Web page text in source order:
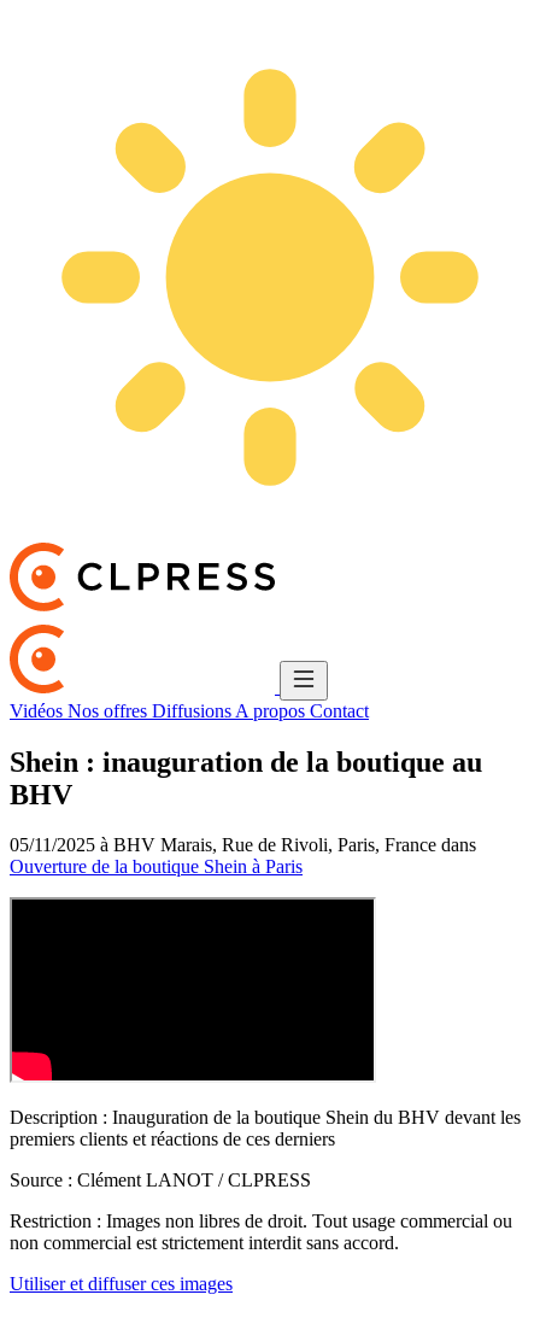
Vidéos Nos offres Diffusions A propos Contact
Shein : inauguration de la boutique au
BHV
05/11/2025 à BHV Marais, Rue de Rivoli, Paris, France dans
Ouverture de la boutique Shein à Paris
Description : Inauguration de la boutique Shein du BHV devant les
premiers clients et réactions de ces derniers
Source : Clément LANOT / CLPRESS
Restriction : Images non libres de droit. Tout usage commercial ou
non commercial est strictement interdit sans accord.
Utiliser et diffuser ces images